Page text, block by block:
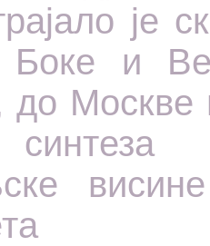
је
Боке и
до Москве